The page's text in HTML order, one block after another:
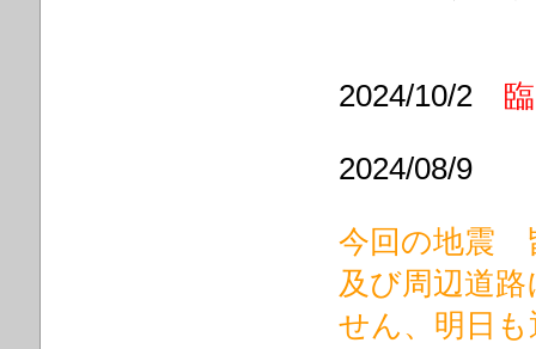
2024/10/2
2024/08/9
今回の地震
及び周辺道
せん、明日